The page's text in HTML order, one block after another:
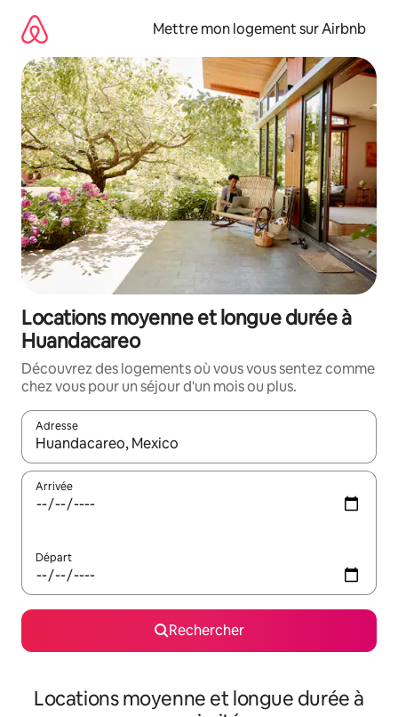
directement
contenu
Mettre mon logement sur Airbnb
Locations moyenne et longue durée à
Huandacareo
Découvrez des logements où vous vous sentez comme
chez vous pour un séjour d'un mois ou plus.
Adresse
Lorsque les résultats s'affichent, utilisez les flèches vers le
Arrivée
Départ
Rechercher
Locations moyenne et longue durée à